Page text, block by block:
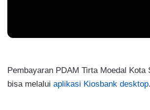
Pembayaran PDAM Tirta Moedal Kota
bisa melalui aplikasi Kiosbank desktop.